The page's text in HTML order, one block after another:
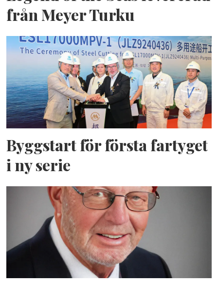
från Meyer Turku
Byggstart för första fartyget
i ny serie